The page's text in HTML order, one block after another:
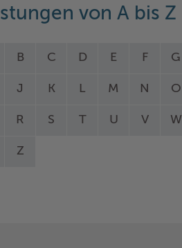
von A bis Z
B C D E F G
J K L M N O
R S T U V W
Z